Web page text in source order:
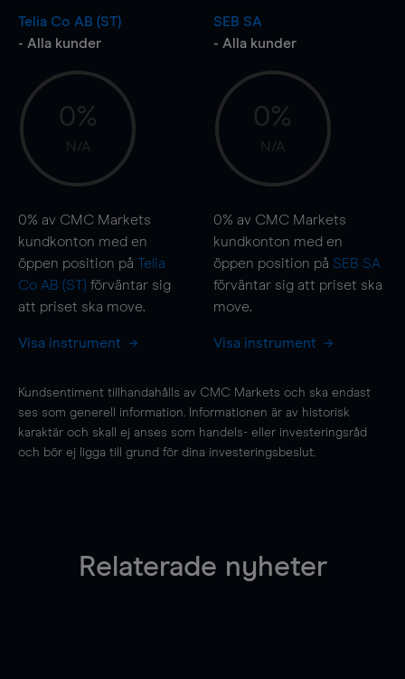
Telia Co AB (ST)
- Alla kunder
0%
N/A
0% av CMC Markets
kundkonton med en
öppen position på Telia
Co AB (ST) förväntar sig
att priset ska move.
Visa instrument
SEB SA
- Alla kunder
0%
N/A
0% av CMC Markets
kundkonton med en
öppen position på SEB SA
förväntar sig att priset ska
move.
Visa instrument
Kundsentiment tillhandahålls av CMC Markets och ska endast
ses som generell information. Informationen är av historisk
karaktär och skall ej anses som handels- eller investeringsråd
och bör ej ligga till grund för dina investeringsbeslut.
Relaterade nyheter